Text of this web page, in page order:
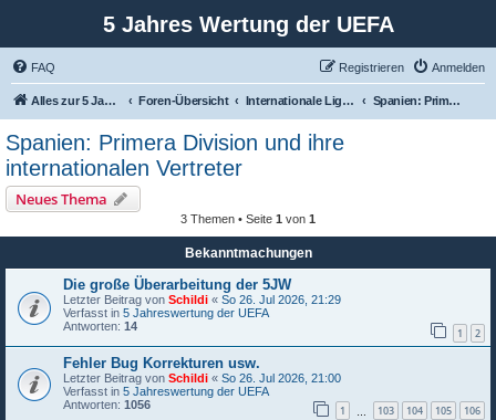
5 Jahres Wertung der UEFA
FAQ Anmelden
Registrieren
Alles zur 5 Jahreswertung / Tabelle der UEFA mit vielen Statistiken. Foren-Übersicht Internationale Ligen und ihre Vertreter Spanien: Primera Division und ihre internationalen Vertreter
Spanien: Primera Division und ihre
internationalen Vertreter
Neues Thema
3 Themen • Seite 1 von 1
Bekanntmachungen
Die große Überarbeitung der 5JW
Letzter Beitrag von Schildi « So 26. Jul 2026, 21:29
Verfasst in 5 Jahreswertung der UEFA
Antworten: 14 1 2
Fehler Bug Korrekturen usw.
Letzter Beitrag von Schildi « So 26. Jul 2026, 21:00
Verfasst in 5 Jahreswertung der UEFA
Antworten: 1056 1 103 104 105 106